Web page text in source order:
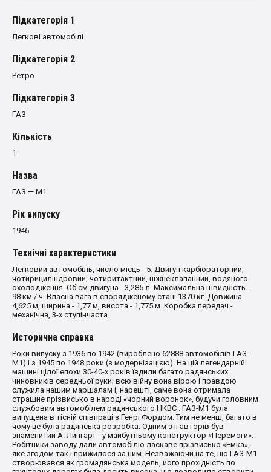
Пiдкатегорiя 1
Легкові автомобілі
Пiдкатегорiя 2
Ретро
Пiдкатегорiя 3
ГАЗ
Кількість
1
Назва
ГАЗ — М1
Рiк випуску
1946
Технiчнi характеристики
Легковий автомобіль, число місць - 5. Двигун карбюраторний,
чотирициліндровий, чотиритактний, ніжнеклапанний, водяного
охолодження. Об'єм двигуна - 3,285 л. Максимальна швидкість -
98 км / ч. Власна вага в спорядженому стані 1370 кг. Довжина -
4,625 м, ширина - 1,77 м, висота - 1,775 м. Коробка передач -
механічна, 3-х ступінчаста.
Исторична справка
Роки випуску з 1936 по 1942 (вироблено 62888 автомобілів ГАЗ-
М1) і з 1945 по 1948 роки (з модернізацією). На цій легендарній
машині цілої епохи 30-40-х років їздили багато радянських
чиновників середньої руки; всю війну вона вірою і правдою
служила нашим маршалам і, нарешті, саме вона отримала
страшне прізвисько в народі «чорний воронок», будучи головним
службовим автомобілем радянського НКВС . ГАЗ-М1 була
випущена в тісній співпраці з Генрі Фордом. Тим не менш, багато в
чому це була радянська розробка. Одним з її авторів був
знаменитий А. Липгарт - у майбутньому конструктор «Перемоги».
Робітники заводу дали автомобілю ласкаве прізвисько «Емка»,
яке згодом так і прижилося за ним. Незважаючи на те, що ГАЗ-М1
створювався як громадянська модель, його прохідність по